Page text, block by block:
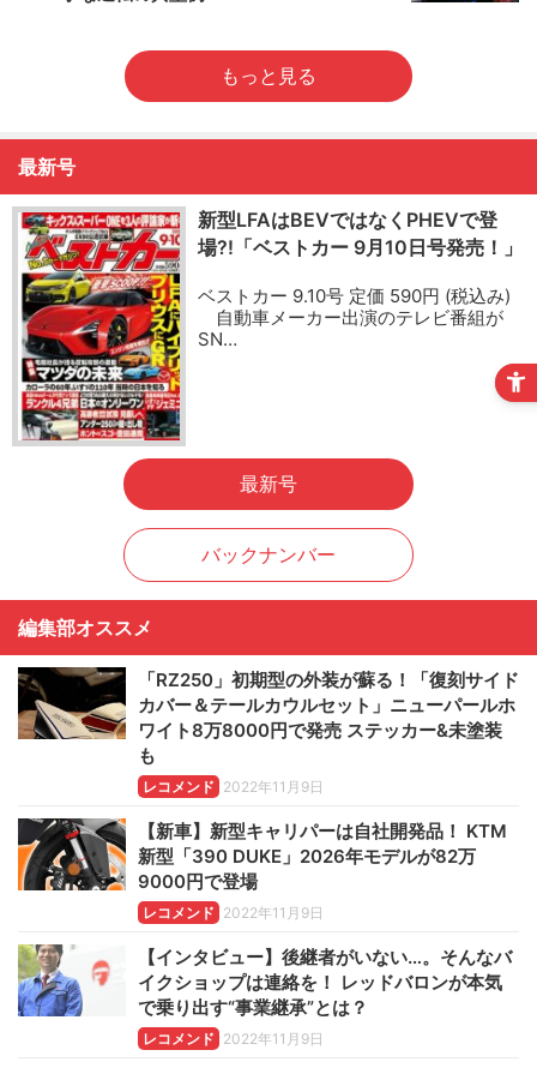
もっと見る
最新号
新型LFAはBEVではなくPHEVで登
場?!「ベストカー 9月10日号発売！」
ベストカー 9.10号 定価 590円 (税込み)
自動車メーカー出演のテレビ番組が
SN…
最新号
バックナンバー
編集部オススメ
「RZ250」初期型の外装が蘇る！「復刻サイド
カバー＆テールカウルセット」ニューパールホ
ワイト8万8000円で発売 ステッカー&未塗装
も
レコメンド 2022年11月9日
【新車】新型キャリパーは自社開発品！ KTM
新型「390 DUKE」2026年モデルが82万
9000円で登場
レコメンド 2022年11月9日
【インタビュー】後継者がいない…。そんなバ
イクショップは連絡を！ レッドバロンが本気
で乗り出す“事業継承”とは？
レコメンド 2022年11月9日